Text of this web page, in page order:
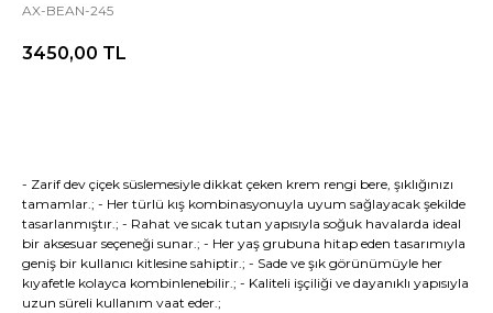
AX-BEAN-245
3450,00 TL
- Zarif dev çiçek süslemesiyle dikkat çeken krem rengi bere, şıklığınızı
tamamlar.; - Her türlü kış kombinasyonuyla uyum sağlayacak şekilde
tasarlanmıştır.; - Rahat ve sıcak tutan yapısıyla soğuk havalarda ideal
bir aksesuar seçeneği sunar.; - Her yaş grubuna hitap eden tasarımıyla
geniş bir kullanıcı kitlesine sahiptir.; - Sade ve şık görünümüyle her
kıyafetle kolayca kombinlenebilir.; - Kaliteli işçiliği ve dayanıklı yapısıyla
uzun süreli kullanım vaat eder.;